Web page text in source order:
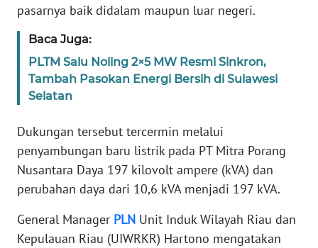
pasarnya baik didalam maupun luar negeri.
Baca Juga:
PLTM Salu Noling 2×5 MW Resmi Sinkron,
Tambah Pasokan Energi Bersih di Sulawesi
Selatan
Dukungan tersebut tercermin melalui
penyambungan baru listrik pada PT Mitra Porang
Nusantara Daya 197 kilovolt ampere (kVA) dan
perubahan daya dari 10,6 kVA menjadi 197 kVA.
General Manager PLN Unit Induk Wilayah Riau dan
Kepulauan Riau (UIWRKR) Hartono mengatakan
DISCLAIMER
Wahana
Regional
WN
SUMUT
JAKARTA